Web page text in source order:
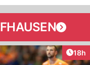
18h